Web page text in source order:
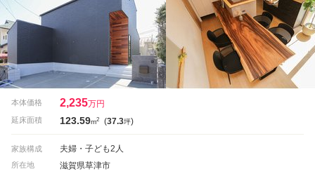
本体価格 2,235万円
延床面積 123.59m2 (37.3坪)
家族構成 夫婦・子ども2人
所在地 滋賀県草津市